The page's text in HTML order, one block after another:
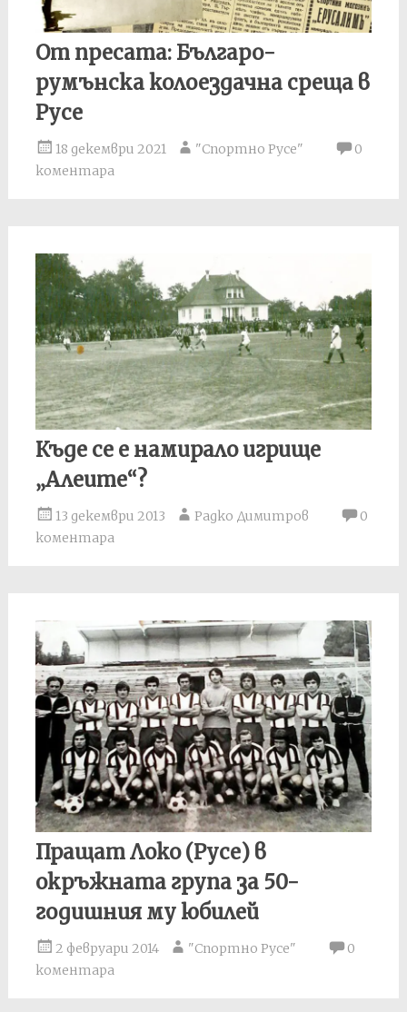
От пресата: Българо-
румънска колоездачна среща в
Русе
18 декември 2021 "Спортно Русе"
0
коментара
Къде се е намирало игрище
„Алеите“?
13 декември 2013 Радко Димитров
0
коментара
Пращат Локо (Русе) в
окръжната група за 50-
годишния му юбилей
2 февруари 2014 "Спортно Русе"
0
коментара